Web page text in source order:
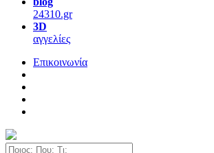
24310.gr
3D
αγγελίες
Επικοινωνία